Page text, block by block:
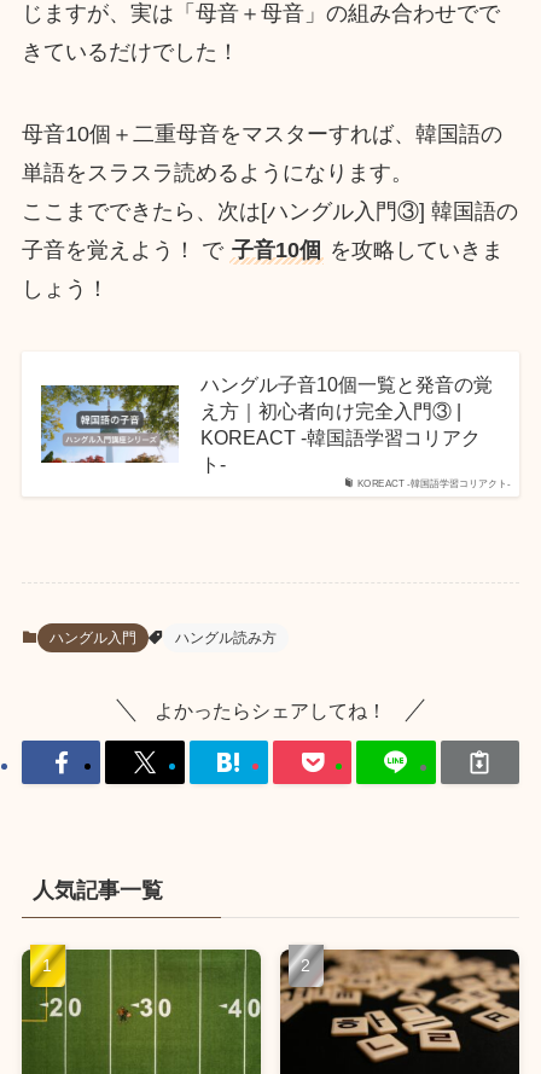
じますが、実は「母音＋母音」の組み合わせでで
きているだけでした！
母音10個＋二重母音をマスターすれば、韓国語の
単語をスラスラ読めるようになります。
ここまでできたら、次は[ハングル入門③] 韓国語の
子音を覚えよう！ で 子音10個 を攻略していきま
しょう！
KOREACT -韓国語学習コリアクト-
ハングル子音10個一覧と発音の覚
え方｜初心者向け完全入門③ |
KOREACT -韓国語学習コリアク
ト-
ハングル入門 ハングル読み方
よかったらシェアしてね！
人気記事一覧